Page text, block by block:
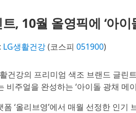
, 10월 올영픽에 ‘아
LG생활건강(코스피 051900)
건강의 프리미엄 색조 브랜드 글린
비주얼을 완성하는 ‘아이돌 광채 메
‘올리브영’에서 매월 선정한 인